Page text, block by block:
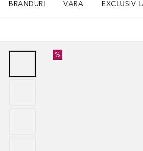
BRANDURI
VARA
EXCLUSIV
%